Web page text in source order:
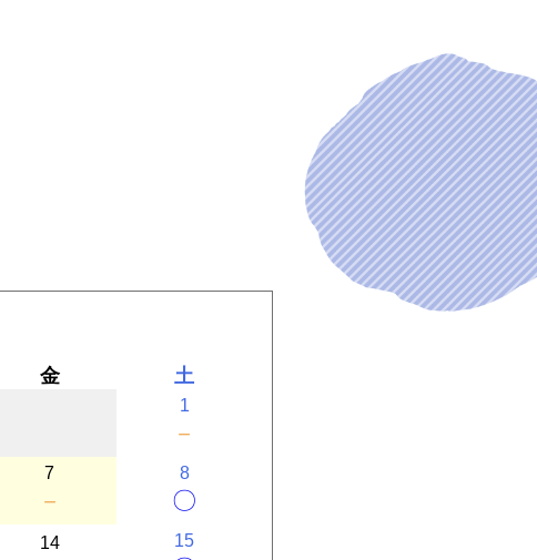
金 土
1
－
7
－
8
〇
14 15